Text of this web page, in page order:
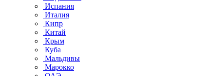
Испания
Италия
Кипр
Китай
Крым
Куба
Мальдивы
Марокко